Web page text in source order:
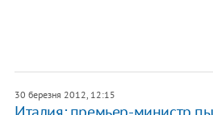
30 березня 2012, 12:15